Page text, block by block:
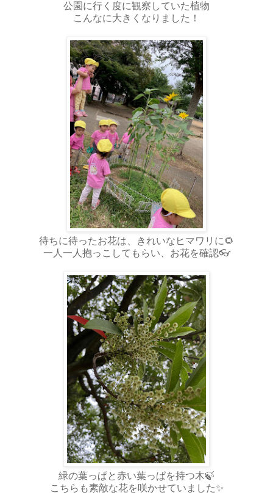
公園に行く度に観察していた植物
こんなに大きくなりました！
待ちに待ったお花は、きれいなヒマワリに🌻
一人一人抱っこしてもらい、お花を確認👓
緑の葉っぱと赤い葉っぱを持つ木🍃
こちらも素敵な花を咲かせていました✨